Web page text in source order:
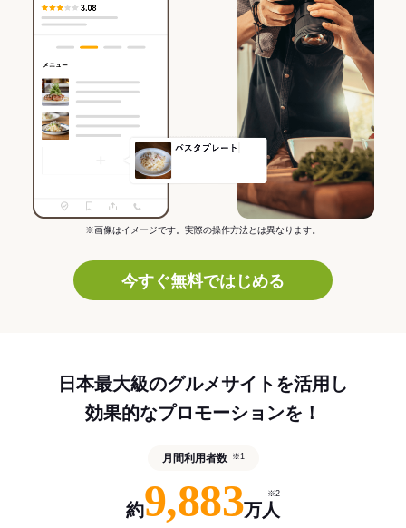
※画像はイメージです。実際の操作方法とは異なります。
今すぐ無料ではじめる
日本最大級のグルメサイトを活用し
効果的なプロモーションを！
月間利用者数 ※1
約9,883万人
※2